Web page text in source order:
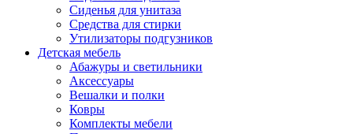
Сиденья для унитаза
Средства для стирки
Утилизаторы подгузников
Детская мебель
Абажуры и светильники
Аксессуары
Вешалки и полки
Ковры
Комплекты мебели